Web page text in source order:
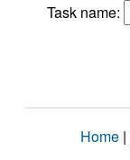
Task name:
Home |